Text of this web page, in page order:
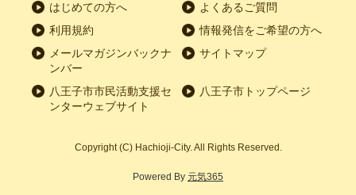
はじめての方へ
よくあるご質問
利用規約
情報発信をご希望の方へ
メールマガジンバックナ
ンバー
サイトマップ
八王子市市民活動支援セ
ンターウェブサイト
八王子市トップページ
Copyright(C) Hachioji-City. All Rights Reserved.
Powered By 元気365